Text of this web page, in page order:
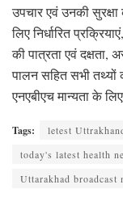
उपचार एवं उनकी
लिए निर्धारित
की पात्रता एवं
पालन सहित सभी
एनएबीएच मान्यता के
Tags:
letest
today's latest health
Uttarakhad broadcast